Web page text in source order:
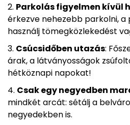
Parkolás figyelmen kívül
érkezve nehezebb parkolni,
használj tömegközlekedést
Csúcsidőben utazás:
árak, a látványosságok
hétköznapi napokat!
Csak egy negyedben
mindkét arcát: sétálj a
negyedekben is.